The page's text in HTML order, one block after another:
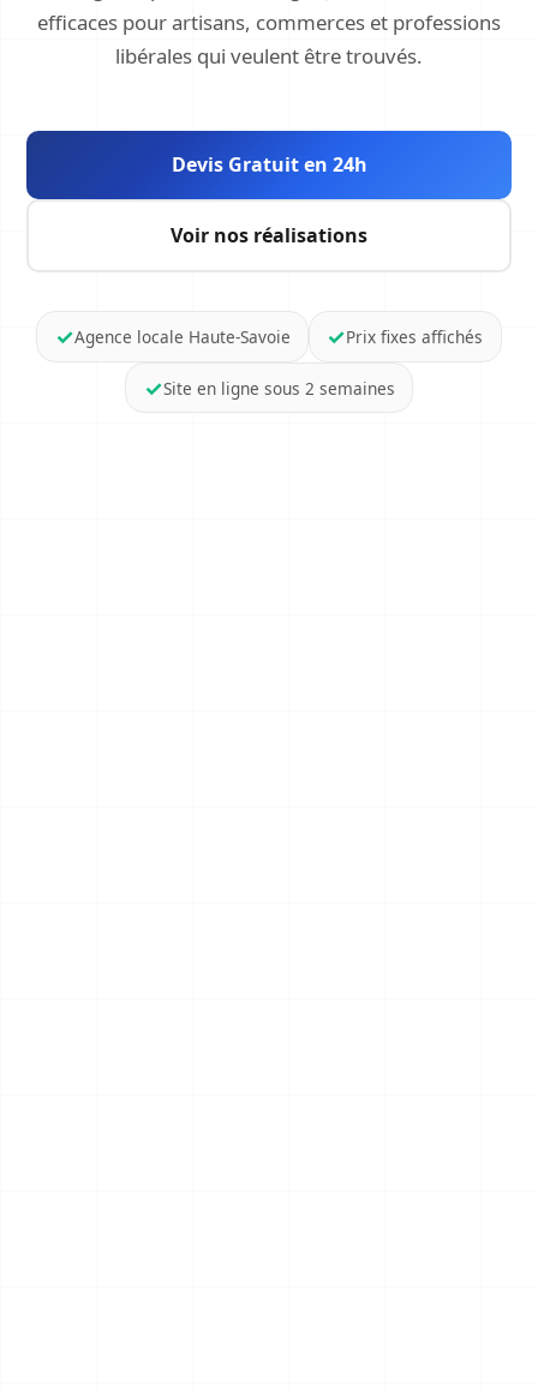
efficaces pour artisans, commerces et professions
libérales qui veulent être trouvés.
Devis Gratuit en 24h
Voir nos réalisations
Agence locale Haute-Savoie Prix fixes affichés
Site en ligne sous 2 semaines